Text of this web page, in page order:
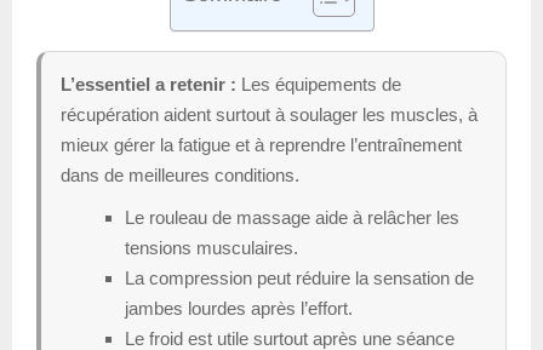
L’essentiel a retenir : Les équipements de
récupération aident surtout à soulager les muscles, à
mieux gérer la fatigue et à reprendre l’entraînement
dans de meilleures conditions.
Le rouleau de massage aide à relâcher les
tensions musculaires.
La compression peut réduire la sensation de
jambes lourdes après l’effort.
Le froid est utile surtout après une séance